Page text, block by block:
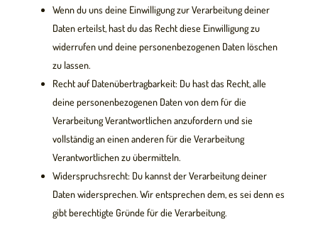
Wenn du uns deine Einwilligung zur Verarbeitung deiner
Daten erteilst, hast du das Recht diese Einwilligung zu
widerrufen und deine personenbezogenen Daten löschen
zu lassen.
Recht auf Datenübertragbarkeit: Du hast das Recht, alle
deine personenbezogenen Daten von dem für die
Verarbeitung Verantwortlichen anzufordern und sie
vollständig an einen anderen für die Verarbeitung
Verantwortlichen zu übermitteln.
Widerspruchsrecht: Du kannst der Verarbeitung deiner
Daten widersprechen. Wir entsprechen dem, es sei denn es
gibt berechtigte Gründe für die Verarbeitung.